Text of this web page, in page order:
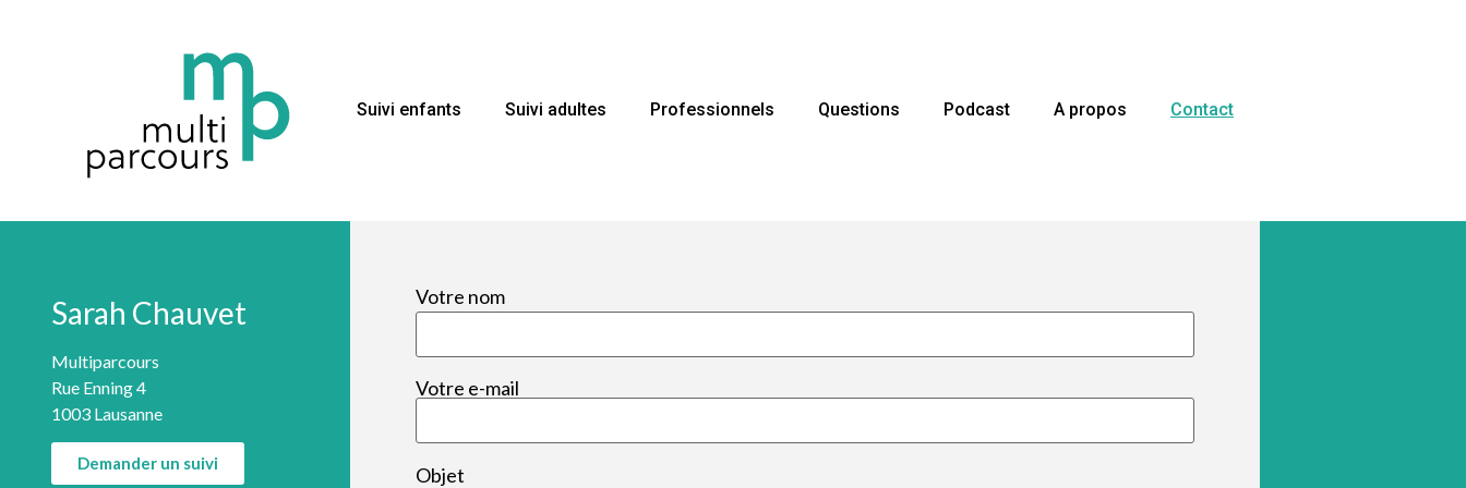
Suivi enfants Suivi adultes Professionnels Questions Podcast A propos Contact
Sarah Chauvet
Multiparcours
Rue Enning 4
1003 Lausanne
Demander un suivi
Votre nom
Votre e-mail
Objet